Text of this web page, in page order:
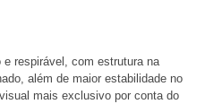
respirável, com estrutura na
além de maior estabilidade no
mais exclusivo por conta do